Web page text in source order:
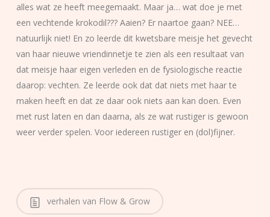
alles wat ze heeft meegemaakt. Maar ja… wat doe je met
een vechtende krokodil??? Aaien? Er naartoe gaan? NEE…
natuurlijk niet! En zo leerde dit kwetsbare meisje het gevecht
van haar nieuwe vriendinnetje te zien als een resultaat van
dat meisje haar eigen verleden en de fysiologische reactie
daarop: vechten. Ze leerde ook dat dat niets met haar te
maken heeft en dat ze daar ook niets aan kan doen. Even
met rust laten en dan daarna, als ze wat rustiger is gewoon
weer verder spelen. Voor iedereen rustiger en (dol)fijner.
verhalen van Flow & Grow